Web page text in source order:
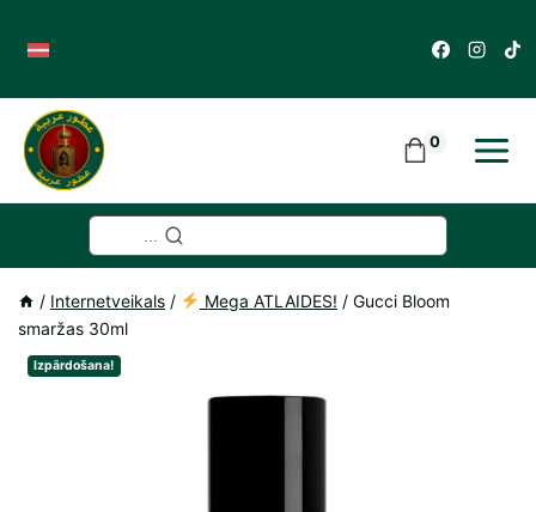
content
0
/ Internetveikals / Mega ATLAIDES! / Gucci Bloom
smaržas 30ml
Izpārdošana!